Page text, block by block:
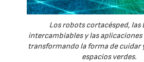
Los robots cortacésped, las
intercambiables y las
transformando la forma de cuidar
espacios verdes.